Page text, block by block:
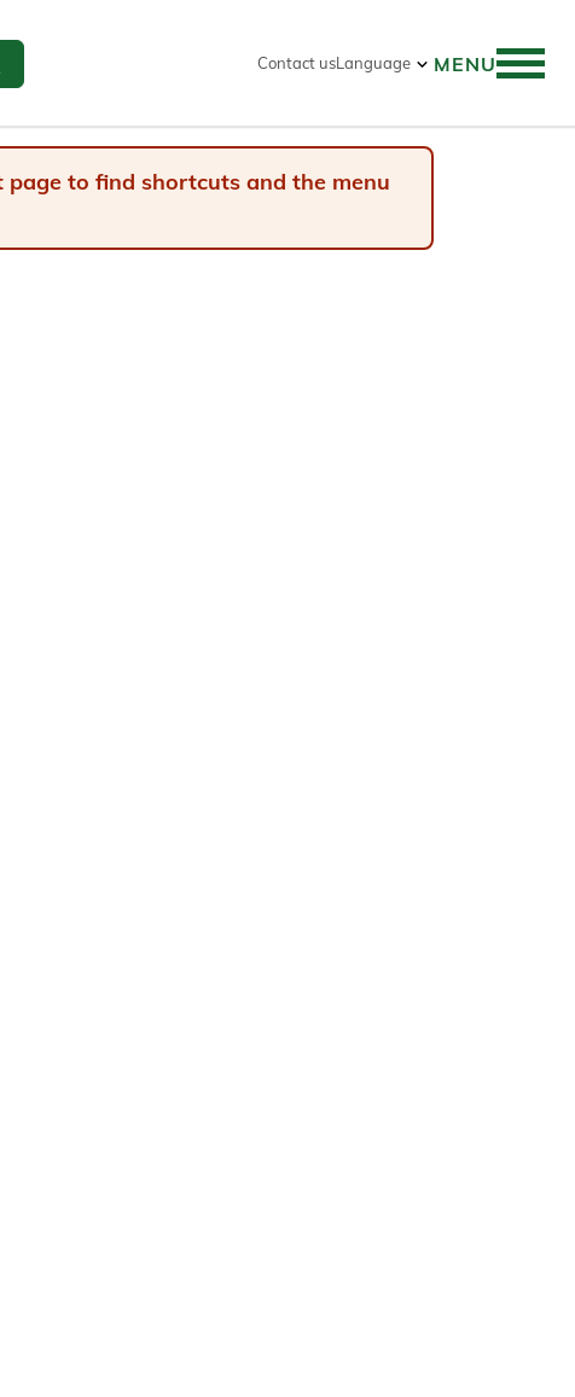
to search
Contact usLanguage MENU
to find shortcuts and the menu